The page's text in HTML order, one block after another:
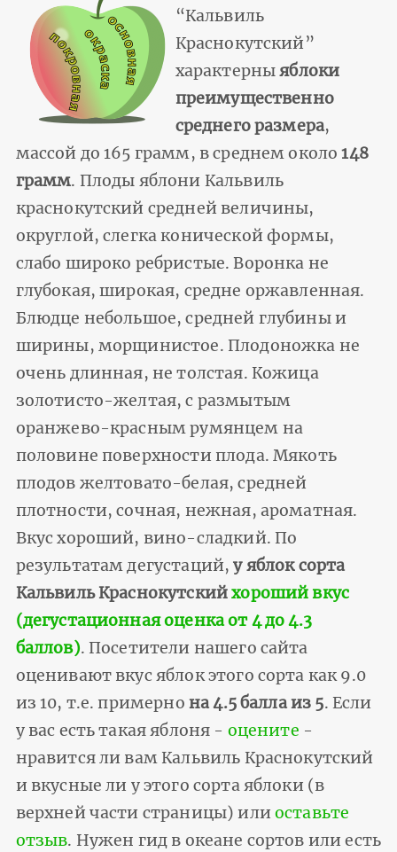
“Кальвиль
Краснокутский”
характерныяблоки
преимущественно
среднего размера,
массой до 165 грамм, в среднем около148
грамм. Плоды яблони Кальвиль
краснокутский средней величины,
округлой, слегка конической формы,
слабо широко ребристые. Воронка не
глубокая, широкая, средне оржавленная.
Блюдце небольшое, средней глубины и
ширины, морщинистое. Плодоножка не
очень длинная, не толстая. Кожица
золотисто-желтая, с размытым
оранжево-красным румянцем на
половине поверхности плода. Мякоть
плодов желтовато-белая, средней
плотности, сочная, нежная, ароматная.
Вкус хороший, вино-сладкий. По
результатам дегустаций,у яблок сорта
Кальвиль Краснокутскийхороший вкус
(дегустационная оценка от 4 до 4.3
баллов). Посетители нашего сайта
оценивают вкус яблок этого сорта как 9.0
из 10, т.е. примерно на 4.5 балла из 5. Если
у вас есть такая яблоня - оцените -
нравится ли вам Кальвиль Краснокутский
и вкусные ли у этого сорта яблоки (в
верхней части страницы) или оставьте
отзыв. Нужен гид в океане сортов или есть